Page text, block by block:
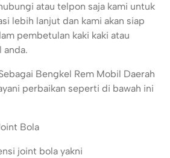
atau telpon saja kami untuk
lebih lanjut dan kami akan siap
pembetulan kaki kaki atau
anda.
Bengkel Rem Mobil Daerah
perbaikan seperti di bawah ini
Bola
joint bola yakni